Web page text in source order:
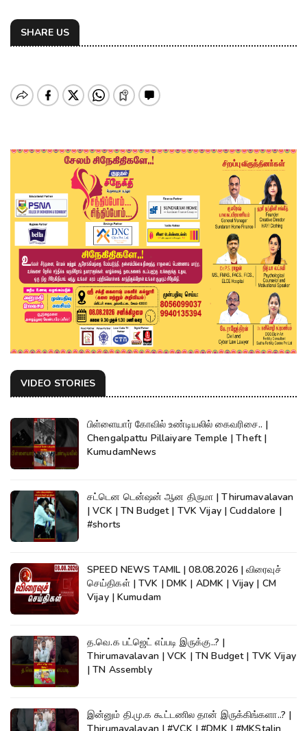
SHARE US
VIDEO STORIES
பிள்ளையார் கோவில் உண்டியலில் கைவரிசை.. |
Chengalpattu Pillaiyare Temple | Theft |
KumudamNews
சட்டென டென்ஷன் ஆன திருமா | Thirumavalavan
| VCK | TN Budget | TVK Vijay | Cuddalore |
#shorts
SPEED NEWS TAMIL | 08.08.2026 | விரைவுச்
செய்திகள் | TVK | DMK | ADMK | Vijay | CM
Vijay | Kumudam
த.வெ.க பட்ஜெட் எப்படி இருக்கு..? |
Thirumavalavan | VCK | TN Budget | TVK Vijay
| TN Assembly
இன்னும் தி.மு.க கூட்டணில தான் இருக்கிங்களா..? |